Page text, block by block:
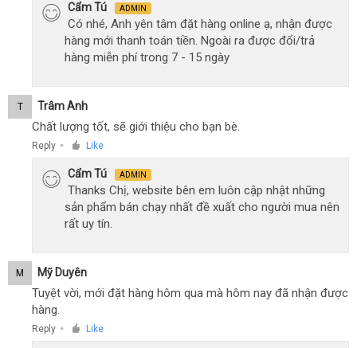
Cẩm Tú ADMIN
Có nhé, Anh yên tâm đặt hàng online ạ, nhận được
hàng mới thanh toán tiền. Ngoài ra được đổi/trả
hàng miễn phí trong 7 - 15 ngày
T Trâm Anh
Chất lượng tốt, sẽ giới thiệu cho bạn bè.
Reply ● Like
Cẩm Tú ADMIN
Thanks Chị, website bên em luôn cập nhật những
sản phẩm bán chạy nhất đề xuất cho người mua nên
rất uy tín.
M Mỹ Duyên
Tuyệt vời, mới đặt hàng hôm qua mà hôm nay đã nhận được
hàng.
Reply ● Like